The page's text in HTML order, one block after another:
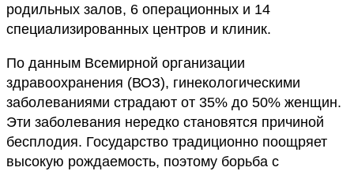
родильных залов, 6 операционных и 14
специализированных центров и клиник.
По данным Всемирной организации
здравоохранения (ВОЗ), гинекологическими
заболеваниями страдают от 35% до 50% женщин.
Эти заболевания нередко становятся причиной
бесплодия. Государство традиционно поощряет
высокую рождаемость, поэтому борьба с